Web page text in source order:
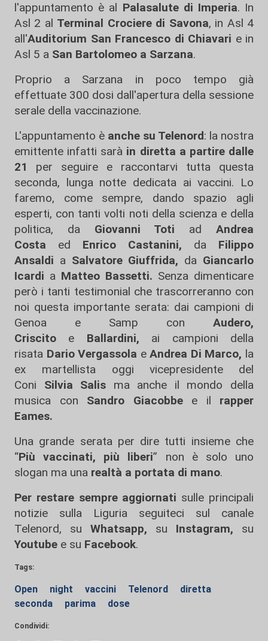
l'appuntamento è al Palasalute di Imperia. In
Asl 2 al Terminal Crociere di Savona, in Asl 4
all'Auditorium San Francesco di Chiavari e in
Asl 5 a San Bartolomeo a Sarzana.
Proprio a Sarzana in poco tempo già
effettuate 300 dosi dall'apertura della sessione
serale della vaccinazione.
L'appuntamento è anche su Telenord: la nostra
emittente infatti sarà in diretta a partire dalle
21
per seguire e raccontarvi tutta questa
seconda, lunga notte dedicata ai vaccini. Lo
faremo, come sempre, dando spazio agli
esperti, con tanti volti noti della scienza e della
politica, da Giovanni Toti adAndrea
Costa ed Enrico Castanini, da Filippo
Ansaldi a Salvatore Giuffrida, da Giancarlo
Icardi a Matteo Bassetti. Senza dimenticare
però i tanti testimonial che trascorreranno con
noi questa importante serata: dai campioni di
Genoa e Samp con Audero,
Criscito e Ballardini, ai campioni della
risata Dario Vergassola eAndrea Di Marco, la
ex martellista oggi vicepresidente del
Coni Silvia Salis ma anche il mondo della
musica con Sandro Giacobbee il rapper
Eames.
Una grande serata per dire tutti insieme che
“Più vaccinati, più liberi” non è solo uno
slogan ma una realtà a portata di mano.
Per restare sempre aggiornati sulle principali
notizie sulla Liguria seguiteci sul canale
Telenord, su
Whatsapp, su Instagram, su
Youtube e su Facebook.
Tags:
Open night vaccini Telenord
diretta
seconda
parima dose
Condividi: